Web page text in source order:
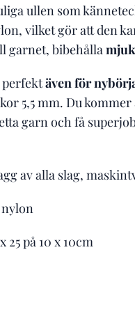
ullen som
vilket gör att den
garnet, bibehålla
perfektäven för
5,5 mm. Du kommer
garn och få
av alla slag,
nylon
25 på 10 x 10cm